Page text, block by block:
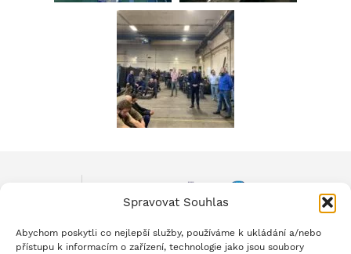
Spravovat Souhlas
Abychom poskytli co nejlepší služby, používáme k ukládání a/nebo
přístupu k informacím o zařízení, technologie jako jsou soubory